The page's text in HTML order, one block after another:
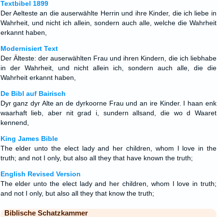
Textbibel 1899
Der Aelteste an die auserwählte Herrin und ihre Kinder, die ich liebe in
Wahrheit, und nicht ich allein, sondern auch alle, welche die Wahrheit
erkannt haben,
Modernisiert Text
Der Älteste: der auserwählten Frau und ihren Kindern, die ich liebhabe
in der Wahrheit, und nicht allein ich, sondern auch alle, die die
Wahrheit erkannt haben,
De Bibl auf Bairisch
Dyr ganz dyr Alte an de dyrkoorne Frau und an ire Kinder. I haan enk
waarhaft lieb, aber nit grad i, sundern allsand, die wo d Waaret
kennend,
King James Bible
The elder unto the elect lady and her children, whom I love in the
truth; and not I only, but also all they that have known the truth;
English Revised Version
The elder unto the elect lady and her children, whom I love in truth;
and not I only, but also all they that know the truth;
Biblische Schatzkammer